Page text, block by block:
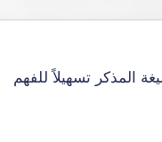
المذكر تسهيلاً للفهم